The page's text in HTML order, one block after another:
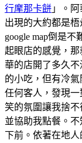
行摩那卡餅 」。
出現的大約都是
google map倒是
起眼店的感覺，
華的店開了多久
的小吃，但有冷
任何客人，發現
笑的氛圍讓我捨不
並協助我點餐。
下前。依著在地